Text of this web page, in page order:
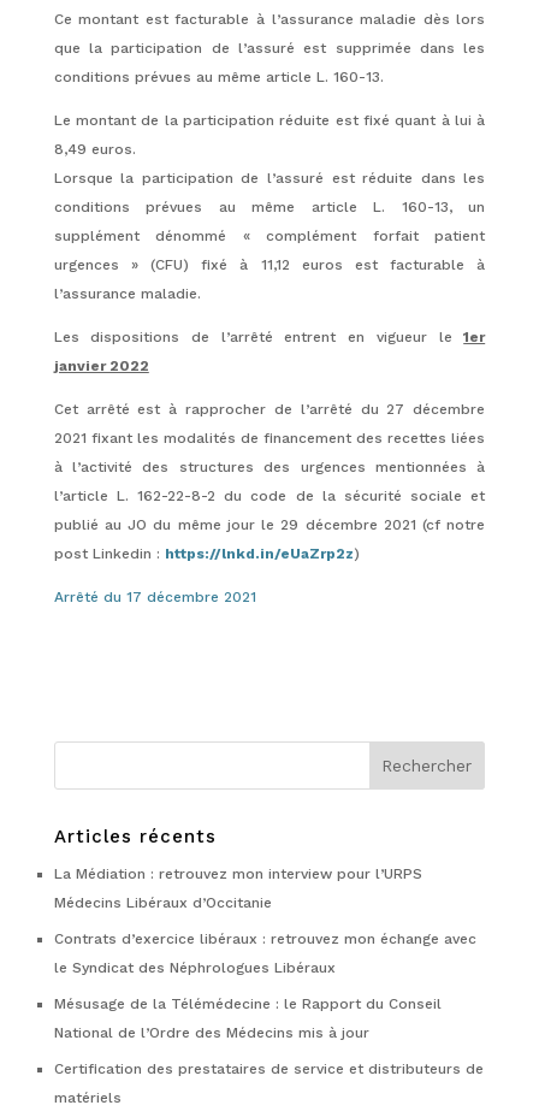
Ce montant est facturable à l’assurance maladie dès lors
que la participation de l’assuré est supprimée dans les
conditions prévues au même article L. 160-13.
Le montant de la participation réduite est fixé quant à lui à
8,49 euros.
Lorsque la participation de l’assuré est réduite dans les
conditions prévues au même article L. 160-13, un
supplément dénommé « complément forfait patient
urgences » (CFU) fixé à 11,12 euros est facturable à
l’assurance maladie.
Les dispositions de l’arrêté entrent en vigueur le1er
janvier 2022
Cet arrêté est à rapprocher de l’arrêté du 27 décembre
2021 fixant les modalités de financement des recettes liées
à l’activité des structures des urgences mentionnées à
l’article L. 162-22-8-2 du code de la sécurité sociale et
publié au JO du même jour le 29 décembre 2021 (cf notre
post Linkedin : https://lnkd.in/eUaZrp2z)
Arrêté du 17 décembre 2021
Articles récents
La Médiation : retrouvez mon interview pour l’URPS
Médecins Libéraux d’Occitanie
Contrats d’exercice libéraux : retrouvez mon échange avec
le Syndicat des Néphrologues Libéraux
Mésusage de la Télémédecine : le Rapport du Conseil
National de l’Ordre des Médecins mis à jour
Certification des prestataires de service et distributeurs de
matériels